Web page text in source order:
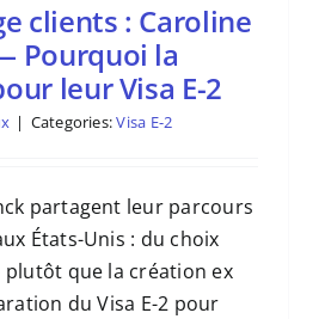
clients : Caroline
Pourquoi la
leur Visa E-2
| Categories:Visa E-2
partagent leur parcours
États-Unis : du choix
que la création ex
du Visa E-2 pour